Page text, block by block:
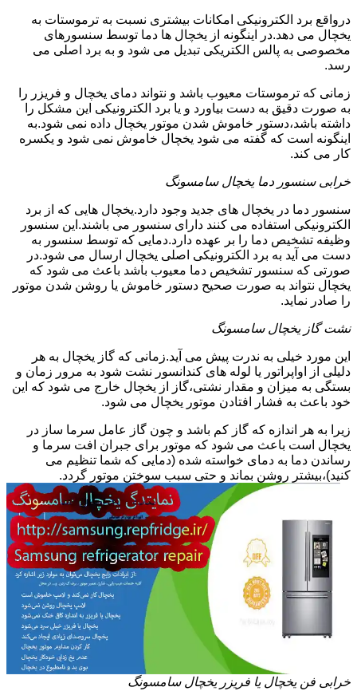
درواقع برد الکترونیکی امکانات بیشتری نسبت به ترموستات به
یخچال می دهد.در اینگونه از یخچال ها دما توسط سنسورهای
مخصوصی به پالس الکتریکی تبدیل می شود و به برد اصلی می
رسد.
زمانی که ترموستات معیوب باشد و نتواند دمای یخچال و فریزر را
به صورت دقیق به دست بیاورد و یا برد الکترونیکی این مشکل را
داشته باشد،دستور خاموش شدن موتور یخچال داده نمی شود.به
اینگونه است که گفته می شود یخچال خاموش نمی شود و یکسره
کار می کند.
خرابی سنسور دما یخچال سامسونگ
سنسور دما در یخچال های جدید وجود دارد.یخچال هایی که از برد
الکترونیکی استفاده می کنند دارای سنسور می باشند.این سنسور
وظیفه تشخیص دما را بر عهده دارد.دمایی که توسط سنسور به
دست می آید به برد الکترونیکی اصلی یخچال ارسال می شود.در
صورتی که سنسور تشخیص دما معیوب باشد باعث می شود که
یخچال نتواند به صورت صحیح دستور خاموش یا روشن شدن موتور
را صادر نماید.
نشت گاز یخچال سامسونگ
این مورد خیلی به ندرت پیش می آید.زمانی که گاز یخچال به هر
دلیلی از اواپراتور یا لوله های کندانسور نشت شود به مرور زمان و
بستگی به میزان و مقدار نشتی،گاز از یخچال خارج می شود که این
خود باعث به فشار افتادن موتور یخچال می شود.
زیرا به هر اندازه که گاز کم باشد و چون گاز عامل سرما ساز در
یخچال است باعث می شود که موتور برای جبران افت سرما و
رساندن دما به دمای خواسته شده (دمایی که شما تنظیم می
کنید)،بیشتر روشن بماند و حتی سبب سوختن موتور گردد.
خرابی فن یخچال یا فریزر یخچال سامسونگ